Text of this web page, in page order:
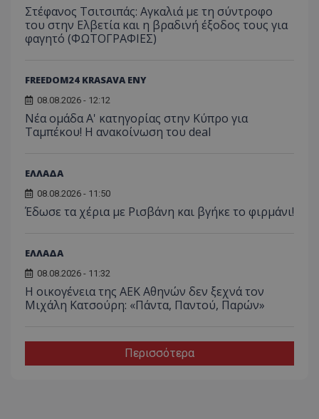
Στέφανος Τσιτσιπάς: Αγκαλιά με τη σύντροφο
του στην Ελβετία και η βραδινή έξοδος τους για
φαγητό (ΦΩΤΟΓΡΑΦΙΕΣ)
FREEDOM24 KRASAVA ΕΝΥ
08.08.2026 - 12:12
Νέα ομάδα Α' κατηγορίας στην Κύπρο για
Ταμπέκου! Η ανακοίνωση του deal
ΕΛΛΑΔΑ
08.08.2026 - 11:50
Έδωσε τα χέρια με Ρισβάνη και βγήκε το φιρμάνι!
ΕΛΛΑΔΑ
08.08.2026 - 11:32
Η οικογένεια της ΑΕΚ Αθηνών δεν ξεχνά τον
Μιχάλη Κατσούρη: «Πάντα, Παντού, Παρών»
Περισσότερα